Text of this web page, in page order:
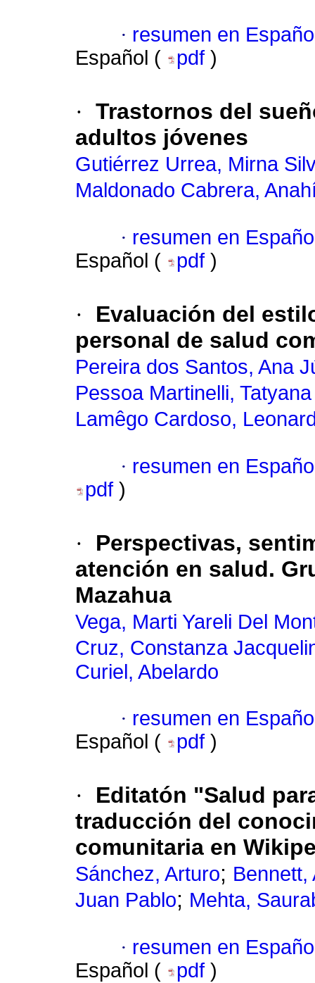
· resumen en
Español (
pdf )
· Trastornos del
adultos jóvenes
Gutiérrez Urrea, Mirna
Maldonado Cabrera,
· resumen en
Español (
pdf )
·
Evaluación del
personal de salud
Pereira dos Santos, Ana
Pessoa Martinelli,
Lamêgo Cardoso,
· resumen en
pdf )
·
Perspectivas,
atención en salud.
Mazahua
Vega, Marti Yareli Del
Cruz, Constanza
Curiel, Abelardo
· resumen en
Español (
pdf )
·
Editatón "Salud
traducción del
comunitaria en
Sánchez, Arturo; Bennett,
Juan Pablo; Mehta,
· resumen en
Español (
pdf )